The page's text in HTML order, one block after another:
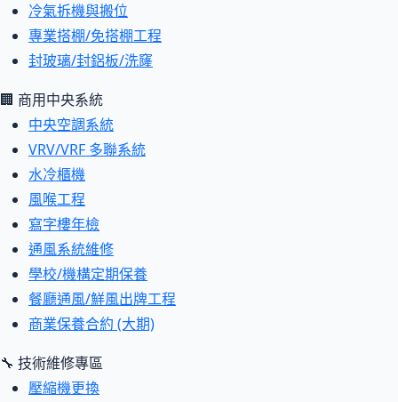
冷氣拆機與搬位
專業搭棚/免搭棚工程
封玻璃/封鋁板/洗窿
🏢 商用中央系統
中央空調系統
VRV/VRF 多聯系統
水冷櫃機
風喉工程
寫字樓年檢
通風系統維修
學校/機構定期保養
餐廳通風/鮮風出牌工程
商業保養合約 (大期)
🔧 技術維修專區
壓縮機更換